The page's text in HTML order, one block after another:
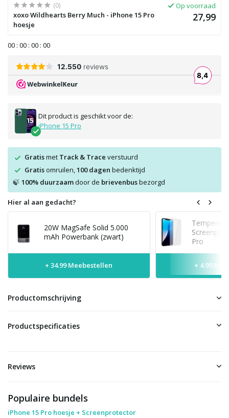
(0)
xoxo Wildhearts Berry Much - iPhone 15 Pro
hoesje
Op voorraad
27,99
00 : 00 : 00 : 00
Dit product is geschikt voor de:
iPhone 15 Pro
Gratismet Track & Trace verstuurd
Gratisomruilen, 100 dagen bedenktijd
🍃 100% duurzaamdoor de brievenbusbezorgd
Hier al aan gedacht?
20W MagSafe Solid 5.000
mAh Powerbank (zwart)
+ 34.99 Meebestellen
Tempered
Pro
+ 4.99
Productomschrijving
Productspecificaties
Reviews
Populaire bundels
iPhone 15 Pro hoesje + Screenprotector